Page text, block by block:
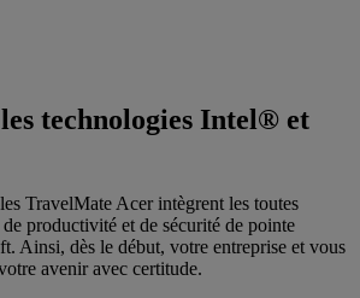
technologies Intel® et
TravelMate Acer intègrent les toutes
productivité et de sécurité de pointe
Ainsi, dès le début, votre entreprise et vous
avenir avec certitude.